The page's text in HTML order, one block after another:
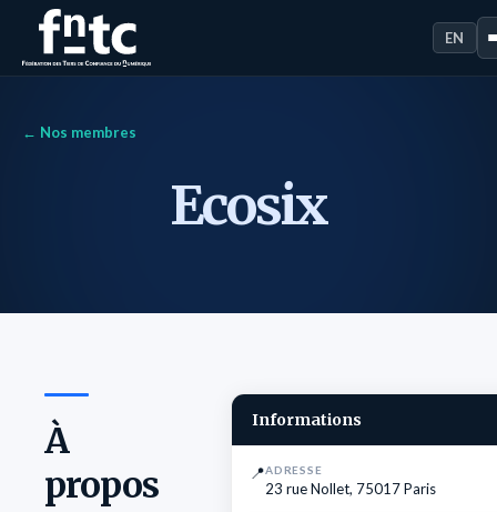
EN
← Nos membres
Ecosix
À
propos
Informations
📍ADRESSE
23 rue Nollet, 75017 Paris